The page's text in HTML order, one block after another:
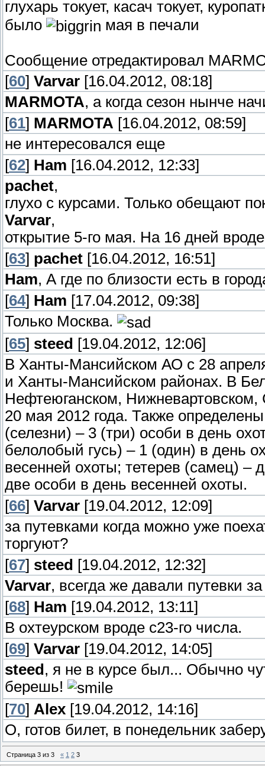
глухарь токует, касач токует,
было
мая в печали
Сообщение отредактировал
[60] Varvar [16.04.2012, 08:18]
MARMOTA, а когда сезон нынче
[61] MARMOTA [16.04.2012, 08:59]
не интересовался еще
[62] Ham [16.04.2012, 12:33]
pachet,
глухо с курсами. Только обещают
Varvar,
открытие 5-го мая. На 16 дней
[63] pachet [16.04.2012, 16:51]
Ham, А где по близости есть в
[64] Ham [17.04.2012, 09:38]
Только Москва.
[65] steed [19.04.2012, 12:06]
В Ханты-Мансийском АО с 28
и Ханты-Мансийском районах. В
Нефтеюганском, Нижневартовском,
20 мая 2012 года. Также
(селезни) – 3 (три) особи в день
белолобый гусь) – 1 (один) в день
весенней охоты; тетерев (самец) –
две особи в день весенней охоты.
[66] Varvar [19.04.2012, 12:09]
за путевками когда можно уже
торгуют?
[67] steed [19.04.2012, 12:32]
Varvar, всегда же давали путевки
[68] Ham [19.04.2012, 13:11]
В охтеурском вроде с23-го числа.
[69] Varvar [19.04.2012, 14:05]
steed , я не в курсе был... Обычно
берешь!
[70] Alex [19.04.2012, 14:16]
О, готов билет, в понедельник
Страница 3 из 3 « 1 2 3